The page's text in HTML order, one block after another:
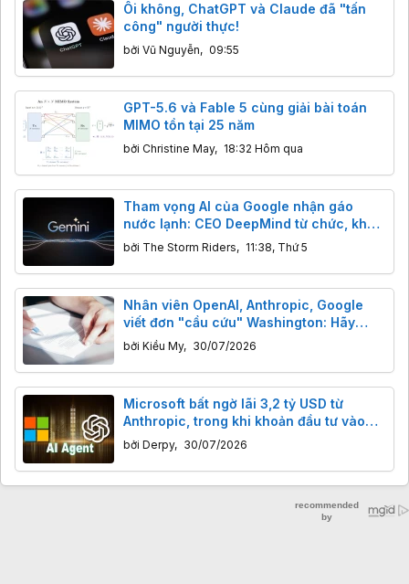
Ôi không, ChatGPT và Claude đã "tấn
công" người thực!
bởi Vũ Nguyễn, 09:55
GPT-5.6 và Fable 5 cùng giải bài toán
MIMO tồn tại 25 năm
bởi Christine May, 18:32 Hôm qua
Tham vọng AI của Google nhận gáo
nước lạnh: CEO DeepMind từ chức, khả
năng lập trình của Gemini bị Claude,
GPT cho "ngửi khói"
bởi The Storm Riders, 11:38, Thứ 5
Nhân viên OpenAI, Anthropic, Google
viết đơn "cầu cứu" Washington: Hãy
"phanh" AI lại trước khi quá muộn
bởi Kiều My, 30/07/2026
Microsoft bất ngờ lãi 3,2 tỷ USD từ
Anthropic, trong khi khoản đầu tư vào
OpenAI giảm mạnh
bởi Derpy, 30/07/2026